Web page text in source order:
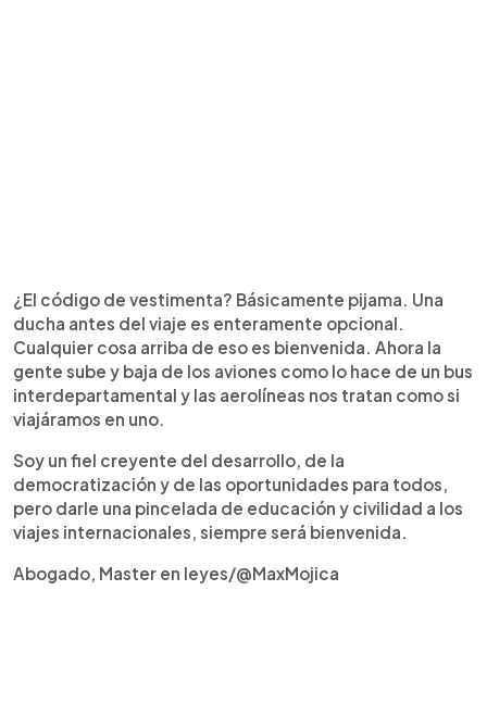
¿El código de vestimenta? Básicamente pijama. Una
ducha antes del viaje es enteramente opcional.
Cualquier cosa arriba de eso es bienvenida. Ahora la
gente sube y baja de los aviones como lo hace de un bus
interdepartamental y las aerolíneas nos tratan como si
viajáramos en uno.
Soy un fiel creyente del desarrollo, de la
democratización y de las oportunidades para todos,
pero darle una pincelada de educación y civilidad a los
viajes internacionales, siempre será bienvenida.
Abogado, Master en leyes/@MaxMojica